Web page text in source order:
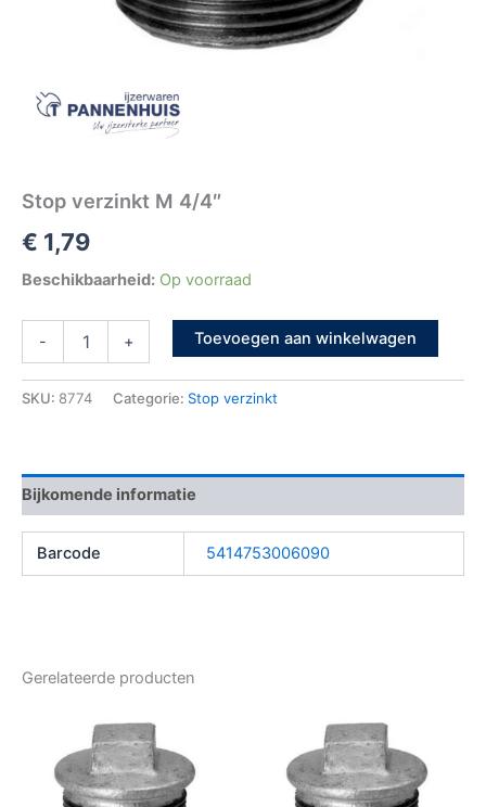
Stop verzinkt M 4/4″
€ 1,79
Beschikbaarheid: Op voorraad
- + Toevoegen aan winkelwagen
SKU: 8774 Categorie: Stop verzinkt
Bijkomende informatie
Barcode 5414753006090
Gerelateerde producten